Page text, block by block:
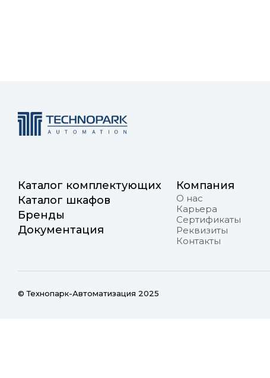
Каталог комплектующих
Каталог шкафов
Бренды
Документация
Компания
О нас
Карьера
Сертификаты
Реквизиты
Контакты
© Технопарк-Автоматизация 2025